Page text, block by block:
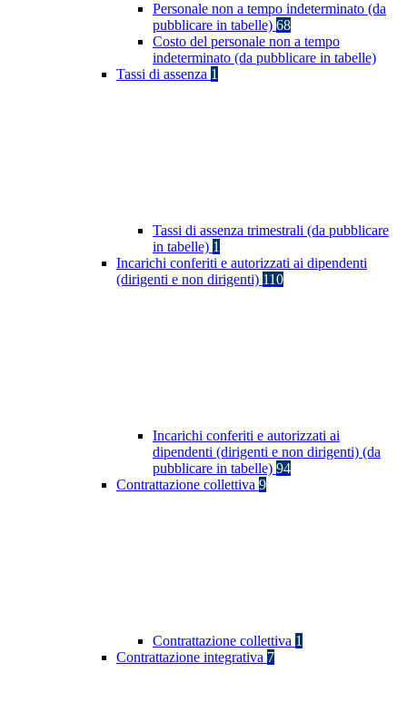
Personale non a tempo indeterminato (da
pubblicare in tabelle) 68
Costo del personale non a tempo
indeterminato (da pubblicare in tabelle)
Tassi di assenza 1
Tassi di assenza trimestrali (da pubblicare
in tabelle) 1
Incarichi conferiti e autorizzati ai dipendenti
(dirigenti e non dirigenti) 110
Incarichi conferiti e autorizzati ai
dipendenti (dirigenti e non dirigenti) (da
pubblicare in tabelle) 94
Contrattazione collettiva 9
Contrattazione collettiva 1
Contrattazione integrativa 7